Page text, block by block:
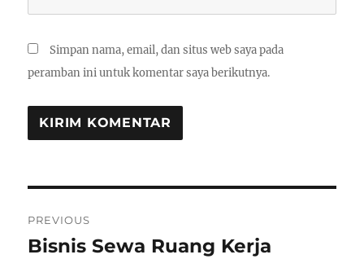
Simpan nama, email, dan situs web saya pada
peramban ini untuk komentar saya berikutnya.
pos
PREVIOUS
Previous
Bisnis Sewa Ruang Kerja